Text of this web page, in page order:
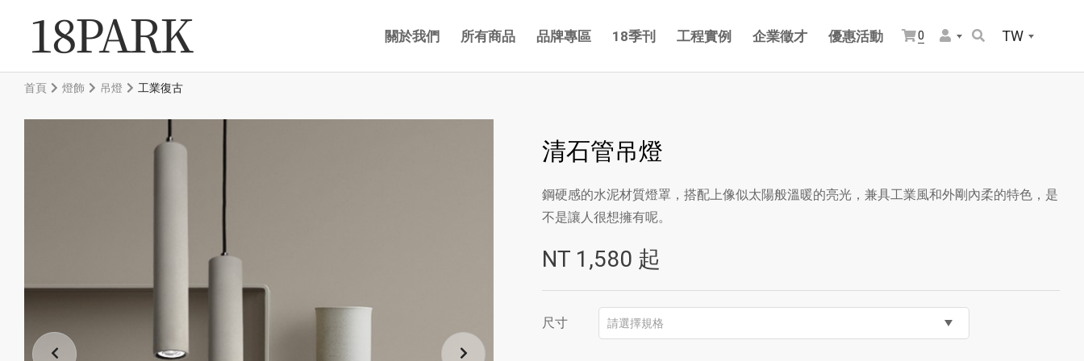
關於我們 所有商品 品牌專區 18季刊 工程實例 企業徵才 優惠活動 0 TW
首頁 燈飾 吊燈 工業復古
清石管吊燈
鋼硬感的水泥材質燈罩，搭配上像似太陽般溫暖的亮光，兼具工業風和外剛內柔的特色，是
不是讓人很想擁有呢。
NT 1,580 起
尺寸 請選擇規格